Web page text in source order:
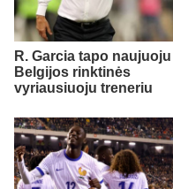
R. Garcia tapo naujuoju
Belgijos rinktinės
vyriausiuoju treneriu